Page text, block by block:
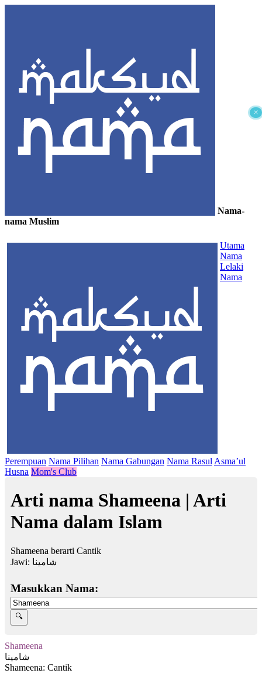
×
Nama-
nama Muslim
Utama
Nama
Lelaki
Nama
Perempuan Nama Pilihan Nama Gabungan Nama Rasul Asma’ul
Husna Mom's Club
Arti nama Shameena | Arti
Nama dalam Islam
Shameena berarti Cantik
Jawi: شامينا
Masukkan Nama:
Shameena
شامينا
Shameena: Cantik